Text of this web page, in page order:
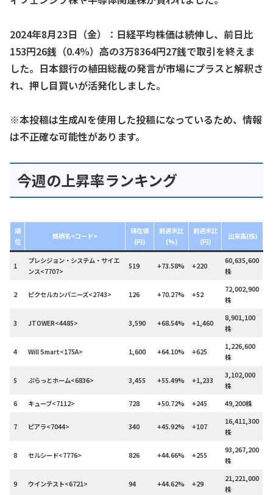
2024年8月23日（金）：日経平均株価は続伸し、前日比
153円26銭（0.4%）高の3万8364円27銭で取引を終えま
した。日本銀行の植田総裁の発言が市場にプラスと解釈さ
れ、押し目買いが活発化しました。
※本投稿は生成AIを使用した投稿になっているため、情報
は不正確な可能性があります。
今週の上昇率ランキング
順
位
銘柄名<コード>
現在値
(円)
前週末比
(%)
前週末比
(円)
出来高(株)
1
プレシジョン・システム・サイエ
ンス<7707>
519 +73.58% +220
60,635,600
株
2 ピクセルカンパニーズ<2743> 126 +70.27% +52
72,002,900
株
3 JTOWER<4485> 3,590 +68.54% +1,460
8,901,100
株
4 Will Smart<175A> 1,600 +64.10% +625
1,226,600
株
5 ぷらっとホーム<6836> 3,455 +55.49% +1,233
3,102,000
株
6
キューブ<7112> 728 +50.72% +245 49,200株
7 ピアラ<7044> 340 +45.92% +107
16,411,300
株
8 セルシード<7776> 826 +44.66% +255
93,267,200
株
9 ウインテスト<6721> 94 +44.62% +29
21,221,000
株